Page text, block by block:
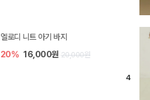
엘로디 니트 아기 바지
20% 16,000원 20,000원